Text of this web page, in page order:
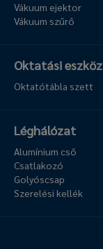
Vákuum ejektor
Vákuum szűrő
Oktatási eszköz
Oktatótábla szett
Léghálózat
Alumínium cső
Csatlakozó
Golyóscsap
Szerelési kellék